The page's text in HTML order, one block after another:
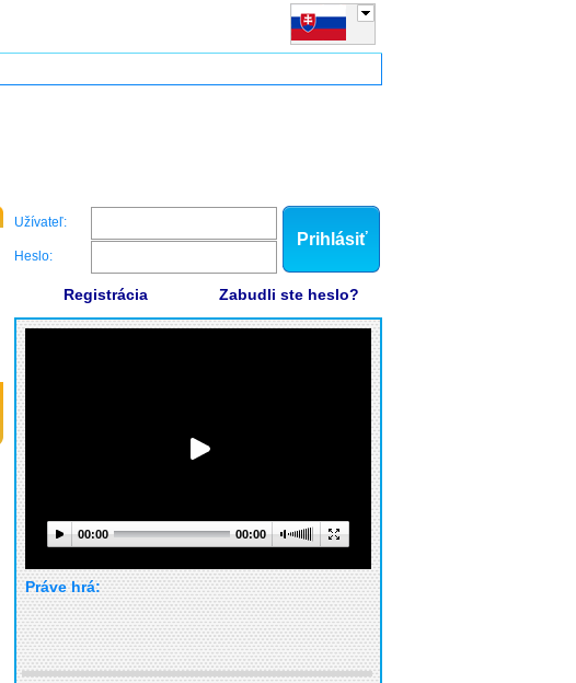
Užívateľ:
Heslo:
Prihlásiť
Registrácia Zabudli ste heslo?
00:00 00:00
Práve hrá: